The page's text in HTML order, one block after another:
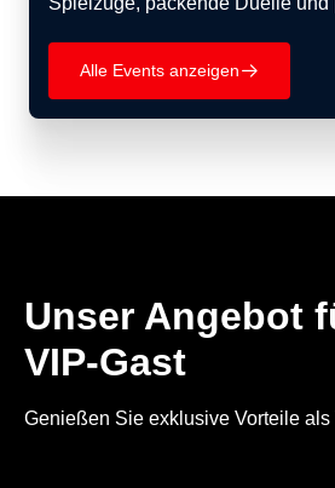
Alle Events anzeigen􀄫
Unser Angebot
VIP-Gast
Genießen Sie exklusive Vorteile als